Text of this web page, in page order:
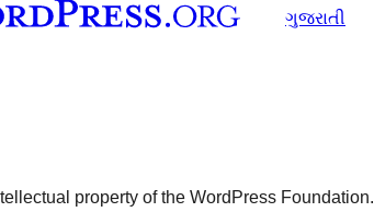
ગુજરાતી
property of the WordPress Foundation.